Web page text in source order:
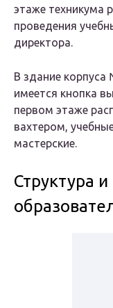
этаже техникума
проведения
директора.
В здание
имеется кнопка
первом этаже
вахтером,
мастерские.
Структура